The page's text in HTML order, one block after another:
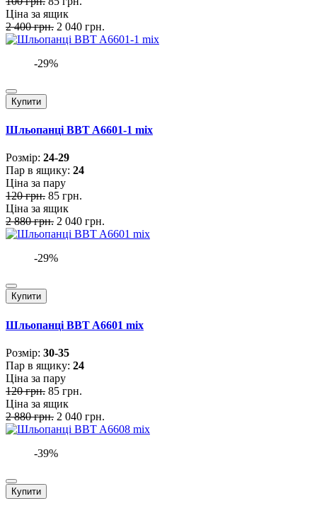
Ціна за ящик
2 400 грн. 2 040 грн.
-29%
Купити
Шльопанці BBT A6601-1 mix
Розмiр: 24-29
Пар в ящику: 24
Ціна за пару
120 грн. 85 грн.
Ціна за ящик
2 880 грн. 2 040 грн.
-29%
Купити
Шльопанці BBT A6601 mix
Розмiр: 30-35
Пар в ящику: 24
Ціна за пару
120 грн. 85 грн.
Ціна за ящик
2 880 грн. 2 040 грн.
-39%
Купити